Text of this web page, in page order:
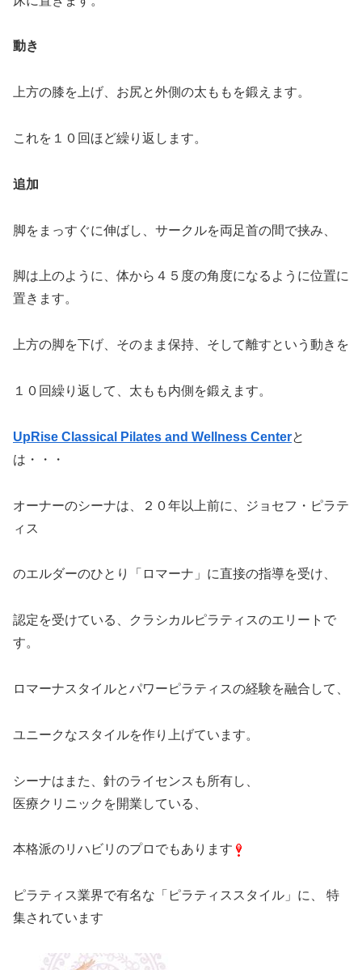
動き
上方の膝を上げ、お尻と外側の太ももを鍛えます。
これを１０回ほど繰り返します。
追加
脚をまっすぐに伸ばし、サークルを両足首の間で挟み、
脚は上のように、体から４５度の角度になるように位置に
置きます。
上方の脚を下げ、そのまま保持、そして離すという動きを
１０回繰り返して、太もも内側を鍛えます。
UpRise Classical Pilates and Wellness Centerと
は・・・
オーナーのシーナは、２０年以上前に、ジョセフ・ピラテ
ィス
のエルダーのひとり「ロマーナ」に直接の指導を受け、
認定を受けている、クラシカルピラティスのエリートで
す。
ロマーナスタイルとパワーピラティスの経験を融合して、
ユニークなスタイルを作り上げています。
シーナはまた、針のライセンスも所有し、
医療クリニックを開業している、
本格派のリハビリのプロでもあります
ピラティス業界で有名な「ピラティススタイル」に、 特
集されています